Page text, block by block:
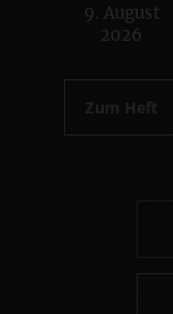
:
9. August
2026
Zum Heft